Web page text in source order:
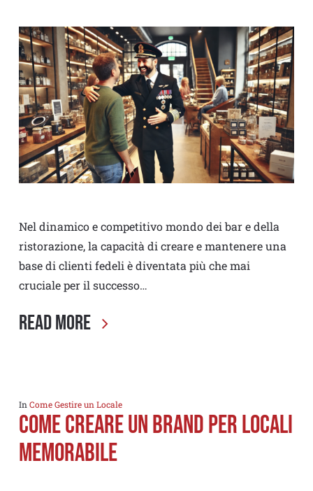
Nel dinamico e competitivo mondo dei bar e della
ristorazione, la capacità di creare e mantenere una
base di clienti fedeli è diventata più che mai
cruciale per il successo…
Read More
In Come Gestire un Locale
Come Creare un Brand per locali
Memorabile